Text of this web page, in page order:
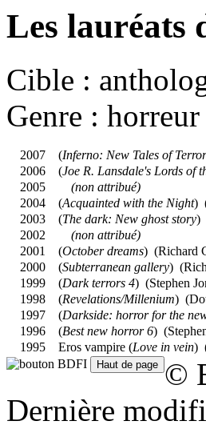
Les lauréats
Cible :
Genre : horreur
2007 (Inferno: New Tales of
2006
(Joe R. Lansdale's Lords of
2005
(non attribué)
2004
(Acquainted with the Night)
2003
(The dark: New ghost story)
2002
(non attribué)
2001
(October dreams) (Richard
2000
(Subterranean gallery) (
1999
(Dark terrors 4) (Stephen
1998
(Revelations/Millenium) (
1997
(Darkside: horror for the
1996
(Best new horror 6) (
1995
Eros vampire (Love in vein)
©
Dernière